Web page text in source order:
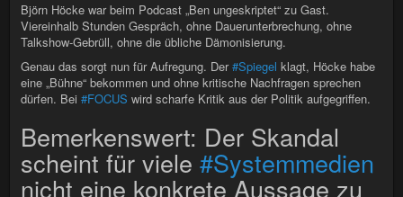
Björn Höcke war beim Podcast „Ben ungeskriptet“ zu Gast.
Viereinhalb Stunden Gespräch, ohne Dauerunterbrechung, ohne
Talkshow-Gebrüll, ohne die übliche Dämonisierung.
Genau das sorgt nun für Aufregung. Der#Spiegel klagt, Höcke habe
eine „Bühne“ bekommen und ohne kritische Nachfragen sprechen
dürfen. Bei #FOCUS wird scharfe Kritik aus der Politik aufgegriffen.
Bemerkenswert: Der Skandal
scheint für viele #Systemmedien
nicht eine konkrete Aussage zu